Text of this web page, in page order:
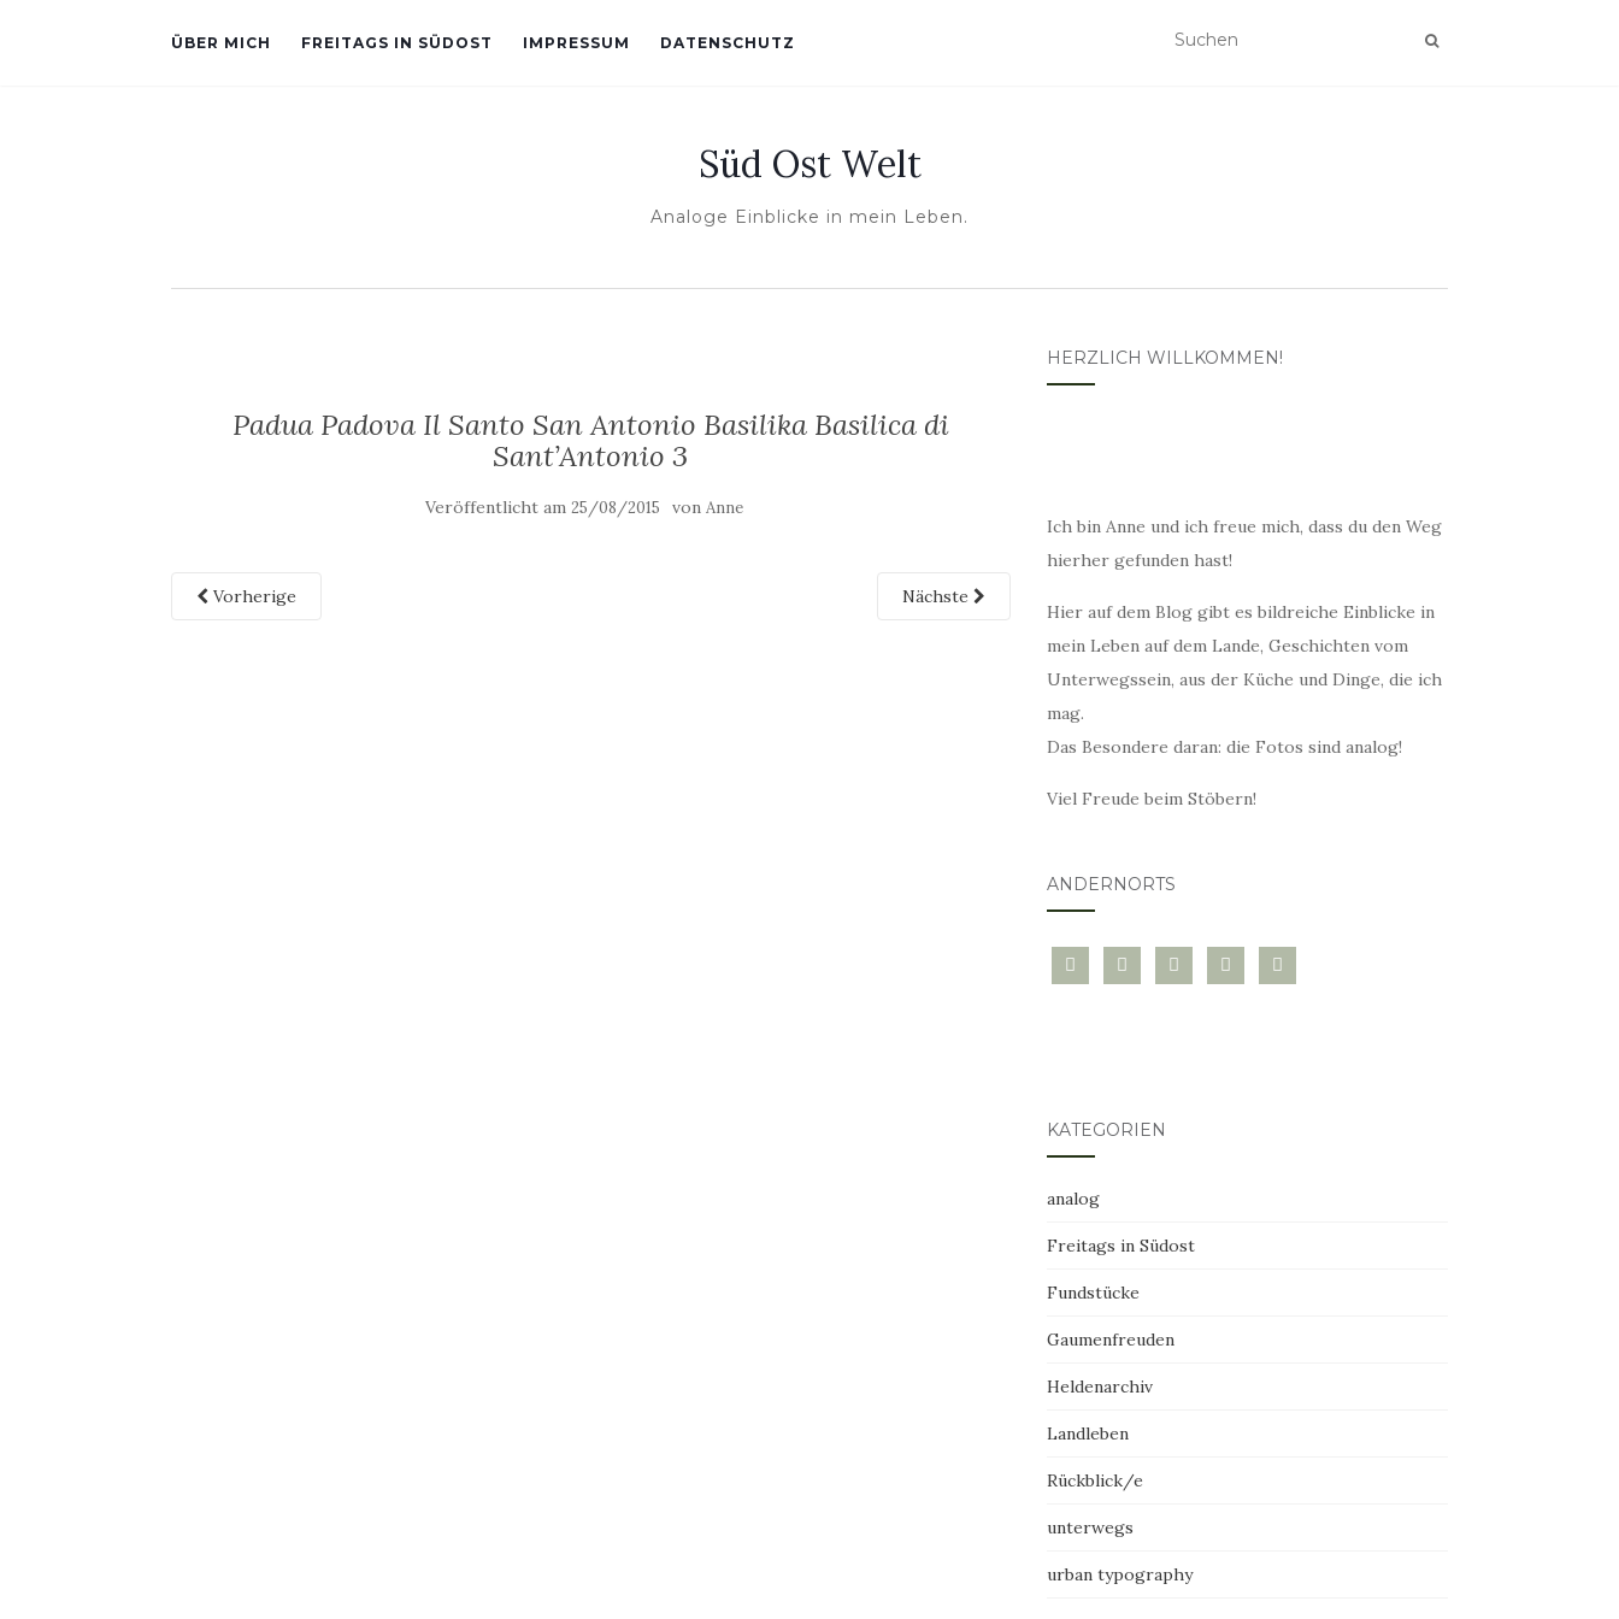
ÜBER MICH FREITAGS IN SÜDOST IMPRESSUM DATENSCHUTZ
Süd Ost Welt
Analoge Einblicke in mein Leben.
Padua Padova Il Santo San Antonio Basilika Basilica di
Sant’Antonio 3
Veröffentlicht am25/08/2015 vonAnne
Vorherige Nächste
HERZLICH WILLKOMMEN!
Ich bin Anne und ich freue mich, dass du den Weg
hierher gefunden hast!
Hier auf dem Blog gibt es bildreiche Einblicke in
mein Leben auf dem Lande, Geschichten vom
Unterwegssein, aus der Küche und Dinge, die ich
mag.
Das Besondere daran: die Fotos sind analog!
Viel Freude beim Stöbern!
ANDERNORTS
bloglovininstagramtwitter pinterest
mail
KATEGORIEN
analog
Freitags in Südost
Fundstücke
Gaumenfreuden
Heldenarchiv
Landleben
Rückblick/e
unterwegs
urban typography